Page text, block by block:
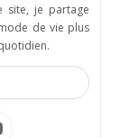
site, je partage
de vie plus